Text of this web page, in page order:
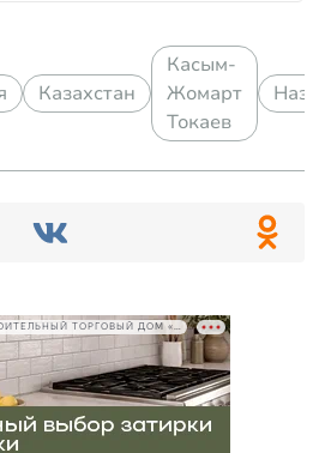
Казахстан
Касым-
Жомарт
Токаев
РЕКЛАМА • ООО СТРОИТЕЛЬНЫЙ ТОРГОВЫЙ ДОМ «ПЕТРОВИЧ», ИНН 7802348846